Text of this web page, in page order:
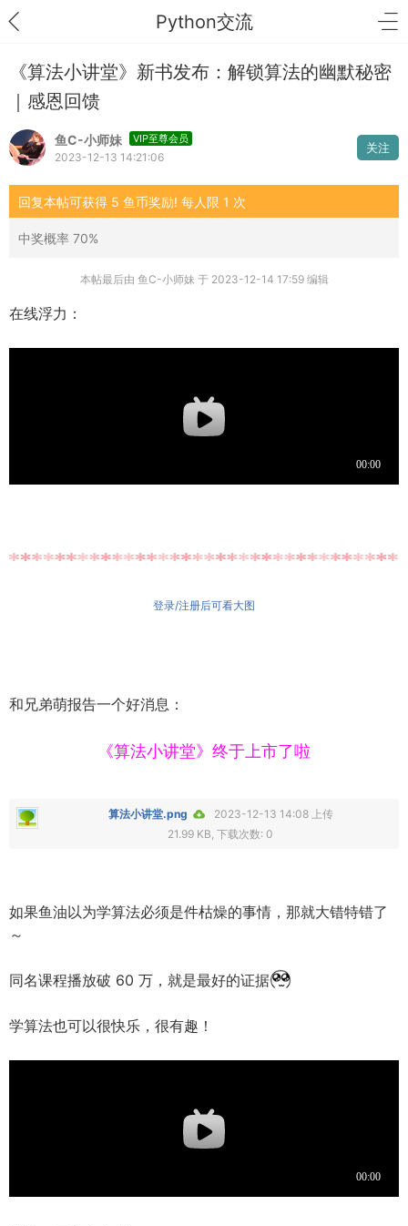
Python交流
《算法小讲堂》新书发布：解锁算法的幽默秘密
｜感恩回馈
鱼C-小师妹 VIP至尊会员
2023-12-13 14:21:06
关注
回复本帖可获得 5 鱼币奖励! 每人限 1 次
中奖概率 70%
本帖最后由 鱼C-小师妹 于 2023-12-14 17:59 编辑
在线浮力：
登录/注册后可看大图
和兄弟萌报告一个好消息：
《算法小讲堂》终于上市了啦
算法小讲堂.png
2023-12-13 14:08 上传
21.99 KB, 下载次数: 0
如果鱼油以为学算法必须是件枯燥的事情，那就大错特错了
～
同名课程播放破 60 万，就是最好的证据
学算法也可以很快乐，很有趣！